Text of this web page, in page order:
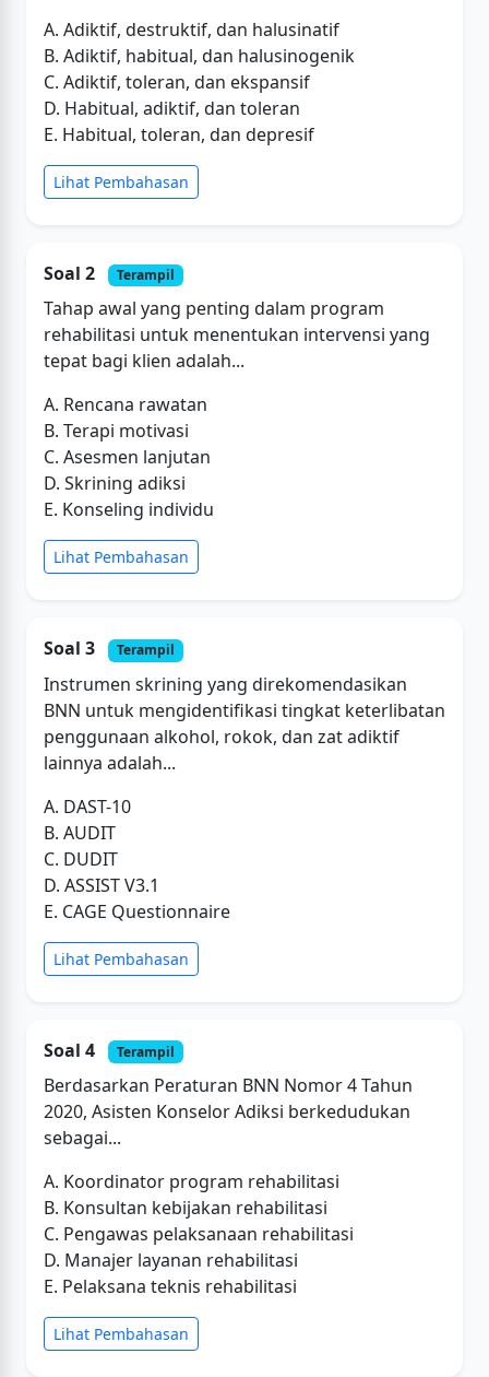
A. Adiktif, destruktif, dan halusinatif
B. Adiktif, habitual, dan halusinogenik
C. Adiktif, toleran, dan ekspansif
D. Habitual, adiktif, dan toleran
E. Habitual, toleran, dan depresif
Lihat Pembahasan
Soal 2 Terampil
Tahap awal yang penting dalam program
rehabilitasi untuk menentukan intervensi yang
tepat bagi klien adalah...
A. Rencana rawatan
B. Terapi motivasi
C. Asesmen lanjutan
D. Skrining adiksi
E. Konseling individu
Lihat Pembahasan
Soal 3 Terampil
Instrumen skrining yang direkomendasikan
BNN untuk mengidentifikasi tingkat keterlibatan
penggunaan alkohol, rokok, dan zat adiktif
lainnya adalah...
A. DAST-10
B. AUDIT
C. DUDIT
D. ASSIST V3.1
E. CAGE Questionnaire
Lihat Pembahasan
Soal 4 Terampil
Berdasarkan Peraturan BNN Nomor 4 Tahun
2020, Asisten Konselor Adiksi berkedudukan
sebagai...
A. Koordinator program rehabilitasi
B. Konsultan kebijakan rehabilitasi
C. Pengawas pelaksanaan rehabilitasi
D. Manajer layanan rehabilitasi
E. Pelaksana teknis rehabilitasi
Lihat Pembahasan